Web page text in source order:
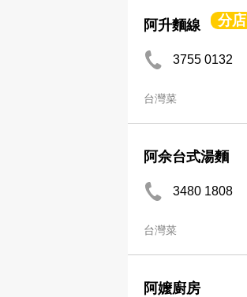
阿升麵線 分店
3755 0132
台灣菜
阿佘台式湯麵
3480 1808
台灣菜
阿嬤廚房